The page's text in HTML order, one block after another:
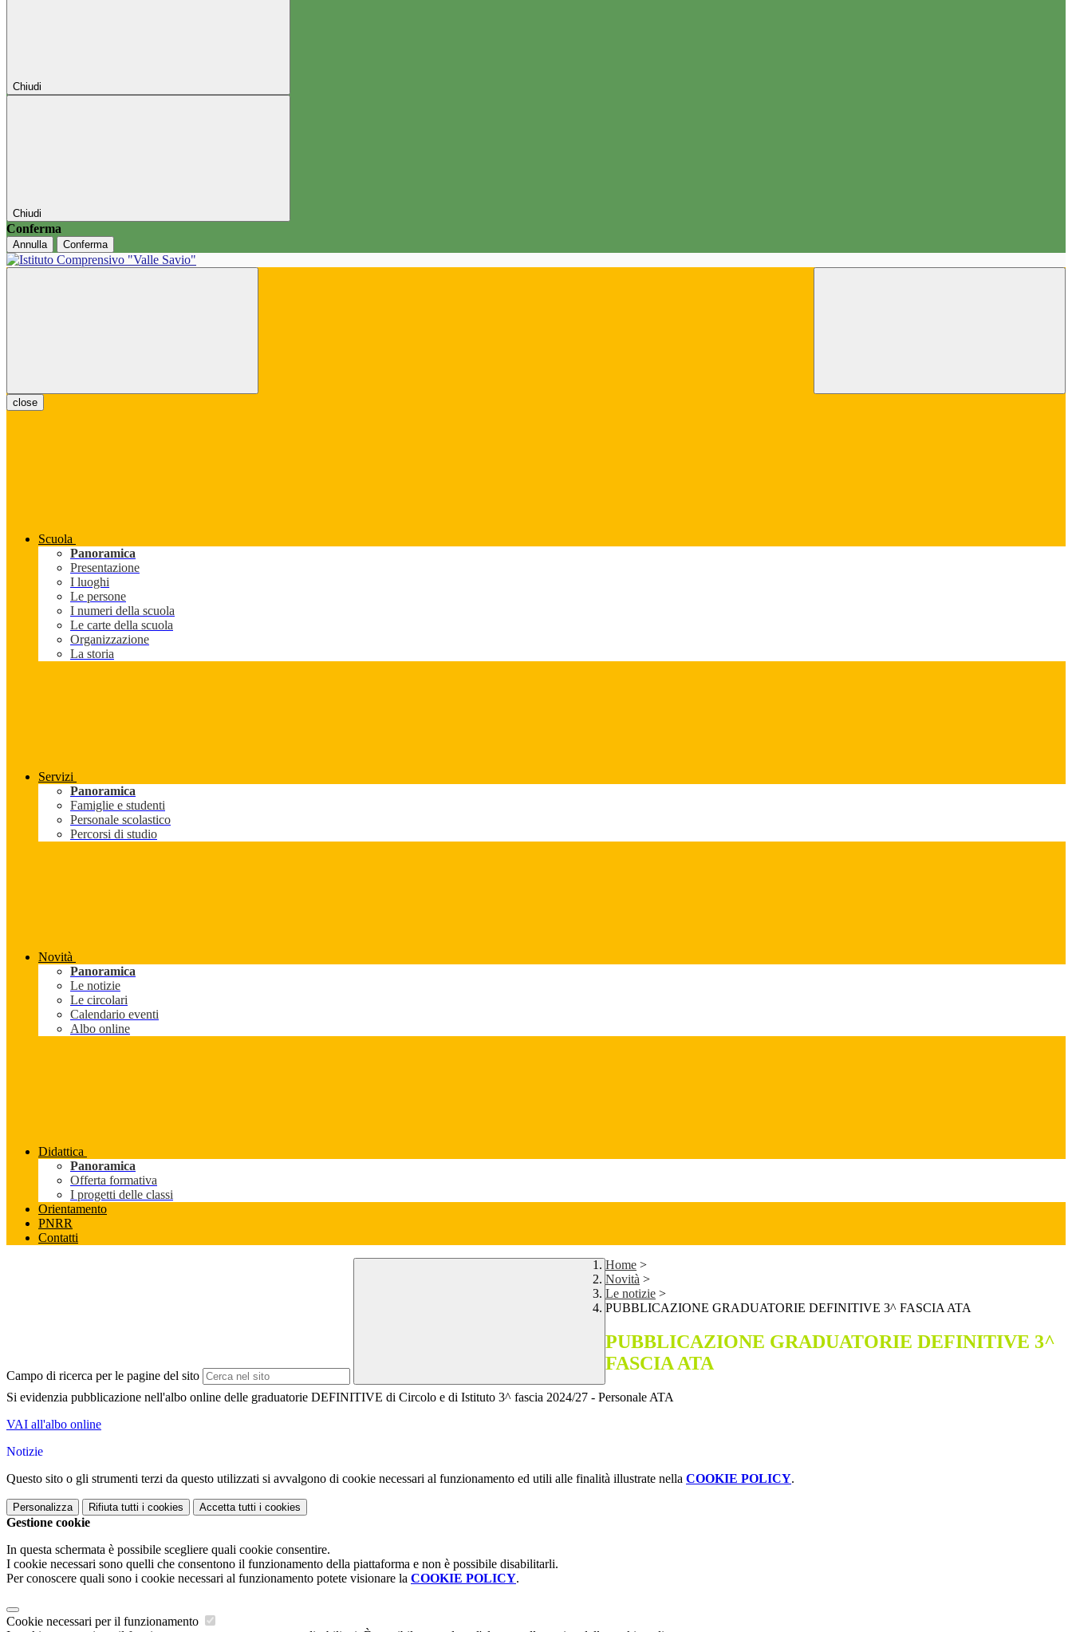
Chiudi
Chiudi
Conferma
Annulla Conferma
close
Scuola
Panoramica
Presentazione
I luoghi
Le persone
I numeri della scuola
Le carte della scuola
Organizzazione
La storia
Servizi
Panoramica
Famiglie e studenti
Personale scolastico
Percorsi di studio
Novità
Panoramica
Le notizie
Le circolari
Calendario eventi
Albo online
Didattica
Panoramica
Offerta formativa
I progetti delle classi
Orientamento
PNRR
Contatti
Campo di ricerca per le pagine del sito
Home >
Novità >
Le notizie >
PUBBLICAZIONE GRADUATORIE DEFINITIVE 3^ FASCIA ATA
PUBBLICAZIONE GRADUATORIE DEFINITIVE 3^
FASCIA ATA
Si evidenzia pubblicazione nell'albo online delle graduatorie DEFINITIVE di Circolo e di Istituto 3^ fascia 2024/27 - Personale ATA
VAI all'albo online
Notizie
Questo sito o gli strumenti terzi da questo utilizzati si avvalgono di cookie necessari al funzionamento ed utili alle finalità illustrate nella COOKIE POLICY.
Personalizza Rifiuta tutti i cookies Accetta tutti i cookies
Gestione cookie
In questa schermata è possibile scegliere quali cookie consentire.
I cookie necessari sono quelli che consentono il funzionamento della piattaforma e non è possibile disabilitarli.
Per conoscere quali sono i cookie necessari al funzionamento potete visionare la COOKIE POLICY.
Cookie necessari per il funzionamento